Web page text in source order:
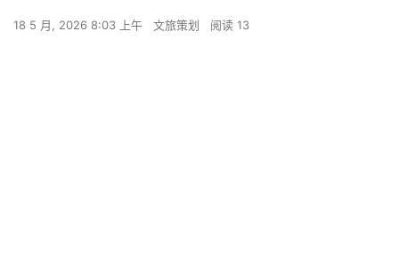
18 5 月, 2026 8:03 上午 文旅策划 阅读 13